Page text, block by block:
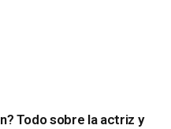
Todo sobre la actriz y